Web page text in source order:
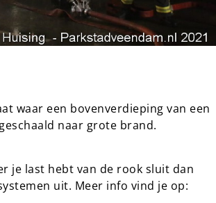
waar een bovenverdieping van een
naar grote brand.
je last hebt van de rook sluit dan
uit. Meer info vind je op: